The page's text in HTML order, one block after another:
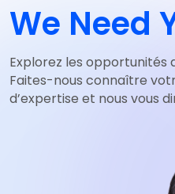
We Need
Explorez les opportunités
Faites-nous connaître
d’expertise et nous vous